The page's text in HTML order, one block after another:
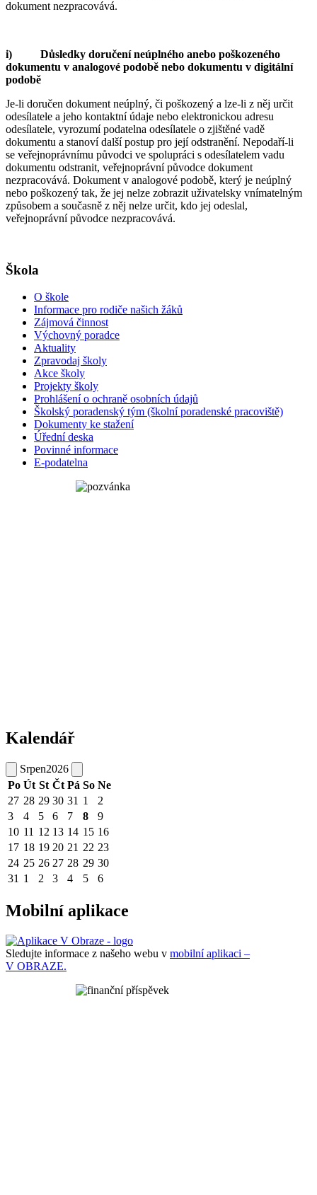
dokument nezpracovává.
i) Důsledky doručení neúplného anebo poškozeného
dokumentu v analogové podobě nebo dokumentu v digitální
podobě
Je-li doručen dokument neúplný, či poškozený a lze-li z něj určit
odesílatele a jeho kontaktní údaje nebo elektronickou adresu
odesílatele, vyrozumí podatelna odesílatele o zjištěné vadě
dokumentu a stanoví další postup pro její odstranění. Nepodaří-li
se veřejnoprávnímu původci ve spolupráci s odesílatelem vadu
dokumentu odstranit, veřejnoprávní původce dokument
nezpracovává. Dokument v analogové podobě, který je neúplný
nebo poškozený tak, že jej nelze zobrazit uživatelsky vnímatelným
způsobem a současně z něj nelze určit, kdo jej odeslal,
veřejnoprávní původce nezpracovává.
Škola
O škole
Informace pro rodiče našich žáků
Zájmová činnost
Výchovný poradce
Aktuality
Zpravodaj školy
Akce školy
Projekty školy
Prohlášení o ochraně osobních údajů
Školský poradenský tým (školní poradenské pracoviště)
Dokumenty ke stažení
Úřední deska
Povinné informace
E-podatelna
Kalendář
Srpen2026
Po Út St Čt Pá So Ne
27 28 29 30 31 1
2
3
4 5 6 7 8
9
10 11 12 13 14 15 16
17 18 19 20 21 22 23
24 25 26 27 28 29 30
31 1 2 3 4 5 6
Mobilní aplikace
Sledujte informace z našeho webu v mobilní aplikaci –
V OBRAZE.